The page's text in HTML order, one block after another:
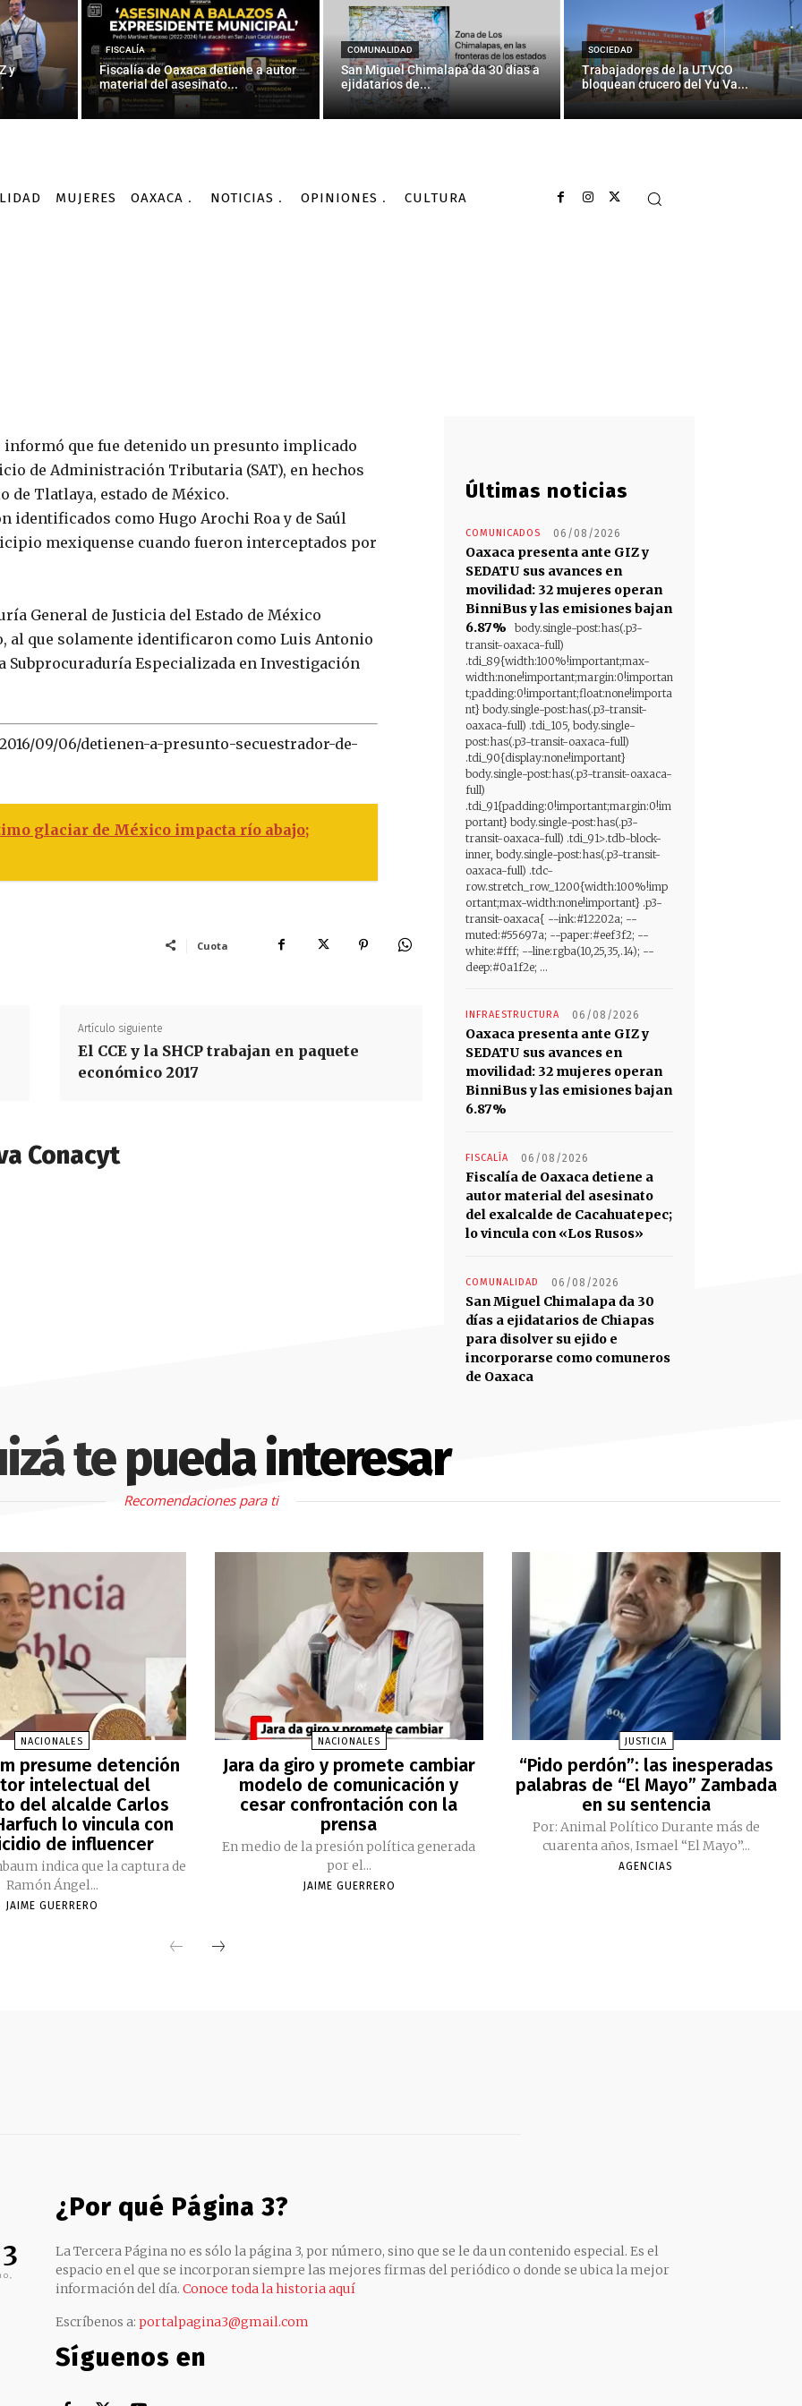
y
FISCALÍA
Fiscalía de Oaxaca detiene a autor
material del asesinato...
COMUNALIDAD
San Miguel Chimalapa da 30 días a
ejidatarios de...
SOCIEDAD
Trabajadores de la UTVCO
bloquean crucero del Yu Va...
MUJERES OAXACA NOTICIAS OPINIONES CULTURA
funcionarios del SAT
Por AGENCIA INFORMATIVA CONACYT - 07/09/2016
informó que fue detenido un presunto implicado
de Administración Tributaria (SAT), en hechos
de Tlatlaya, estado de México.
como Hugo Arochi Roa y de Saúl
mexiquense cuando fueron interceptados por
General de Justicia del Estado de México
al que solamente identificaron como Luis Antonio
Subprocuraduría Especializada en Investigación
09/06/detienen-a-presunto-secuestrador-de-
glaciar de México impacta río abajo;
Cuota
Artículo siguiente
El CCE y la SHCP trabajan en paquete
económico 2017
Conacyt
Últimas noticias
COMUNICADOS 06/08/2026
Oaxaca presenta ante GIZ y
SEDATU sus avances en
movilidad: 32 mujeres operan
BinniBus y las emisiones bajan
6.87%
body.single-post:has(.p3-
transit-oaxaca-full)
.tdi_89{width:100%!important;max-
width:none!important;margin:0!importan
t;padding:0!important;float:none!importa
nt} body.single-post:has(.p3-transit-
oaxaca-full) .tdi_105, body.single-
post:has(.p3-transit-oaxaca-full)
.tdi_90{display:none!important}
body.single-post:has(.p3-transit-oaxaca-
full)
.tdi_91{padding:0!important;margin:0!im
portant} body.single-post:has(.p3-
transit-oaxaca-full) .tdi_91>.tdb-block-
inner, body.single-post:has(.p3-transit-
oaxaca-full) .tdc-
row.stretch_row_1200{width:100%!imp
ortant;max-width:none!important} .p3-
transit-oaxaca{ --ink:#12202a; --
muted:#55697a; --paper:#eef3f2; --
white:#fff; --line:rgba(10,25,35,.14); --
deep:#0a1f2e; ...
INFRAESTRUCTURA 06/08/2026
Oaxaca presenta ante GIZ y
SEDATU sus avances en
movilidad: 32 mujeres operan
BinniBus y las emisiones bajan
6.87%
FISCALÍA 06/08/2026
Fiscalía de Oaxaca detiene a
autor material del asesinato
del exalcalde de Cacahuatepec;
lo vincula con «Los Rusos»
COMUNALIDAD 06/08/2026
San Miguel Chimalapa da 30
días a ejidatarios de Chiapas
para disolver su ejido e
incorporarse como comuneros
de Oaxaca
te pueda interesar
Recomendaciones para ti
NACIONALES
presume detención
intelectual del
del alcalde Carlos
lo vincula con
de influencer
indica que la captura de
Ramón Ángel...
JAIME GUERRERO
NACIONALES
Jara da giro y promete cambiar
modelo de comunicación y
cesar confrontación con la
prensa
En medio de la presión política generada
por el...
JAIME GUERRERO
JUSTICIA
“Pido perdón”: las inesperadas
palabras de “El Mayo” Zambada
en su sentencia
Por: Animal Político Durante más de
cuarenta años, Ismael “El Mayo”...
AGENCIAS
¿Por qué Página 3?
La Tercera Página no es sólo la página 3, por número, sino que se le da un contenido especial. Es el
espacio en el que se incorporan siempre las mejores firmas del periódico o donde se ubica la mejor
información del día. Conoce toda la historia aquí
Escríbenos a: portalpagina3@gmail.com
Síguenos en